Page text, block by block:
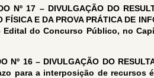
Nº 17 – DIVULGAÇÃO DO
FÍSICA E DA PROVA PRÁTICA DE
do Concurso Público, no
Nº 16 – DIVULGAÇÃO DO
para a interposição de